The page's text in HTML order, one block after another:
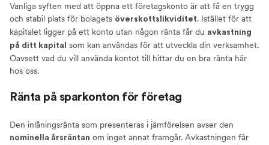
Vanliga syften med att öppna ett företagskonto är att få en trygg
och stabil plats för bolagets överskottslikviditet. Istället för att
kapitalet ligger på ett konto utan någon ränta får du avkastning
på ditt kapital
som kan användas för att utveckla din verksamhet.
Oavsett vad du vill använda kontot till hittar du en bra ränta här
hos oss.
Ränta på sparkonton för företag
Den inlåningsränta som presenteras i jämförelsen avser den
nominella årsräntan om inget annat framgår. Avkastningen får